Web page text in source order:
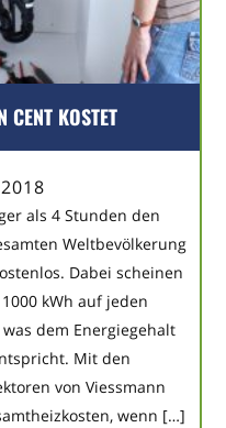
CENT KOSTET
als 4 Stunden den
Weltbevölkerung
Dabei scheinen
kWh auf jeden
dem Energiegehalt
Mit den
von Viessmann
wenn […]